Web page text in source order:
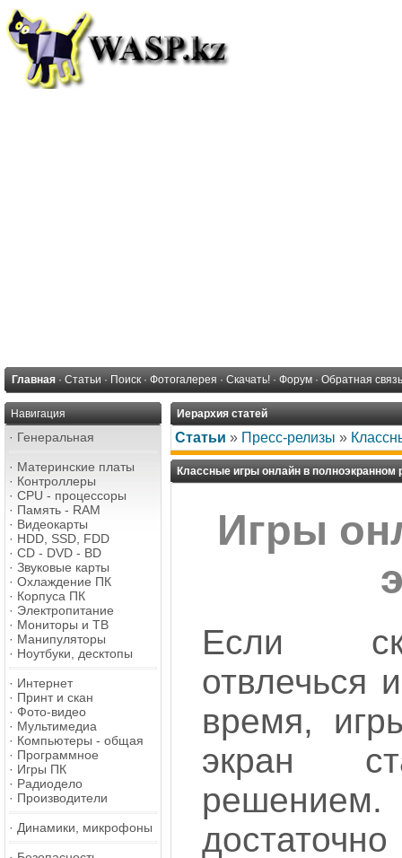
Главная · Статьи · Поиск · Фотогалерея · Скачать! · Форум · Обратная связь
Навигация
· Генеральная
· Материнские платы
· Контроллеры
· CPU - процессоры
· Память - RAM
· Видеокарты
· HDD, SSD, FDD
· CD - DVD - BD
· Звуковые карты
· Охлаждение ПК
· Корпуса ПК
· Электропитание
· Мониторы и ТВ
· Манипуляторы
· Ноутбуки, десктопы
· Интернет
· Принт и скан
· Фото-видео
· Мультимедиа
· Компьютеры - общая
· Программное
· Игры ПК
· Радиодело
· Производители
· Динамики, микрофоны
Иерархия статей
Статьи » Пресс-релизы »
Классные игры онлайн в полноэкранном
Игры
Если
отвлечься
время,
экран